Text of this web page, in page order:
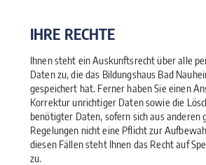
IHRE RECHTE
Ihnen steht ein Auskunftsrecht über alle
Daten zu, die das Bildungshaus Bad
gespeichert hat. Ferner haben Sie einen
Korrektur unrichtiger Daten sowie die
benötigter Daten, sofern sich aus anderen
Regelungen nicht eine Pflicht zur
diesen Fällen steht Ihnen das Recht auf
zu.